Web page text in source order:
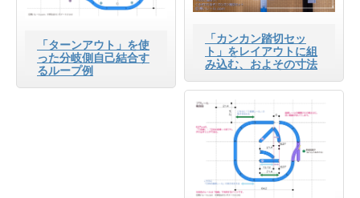
「ターンアウト」を使
った分岐側自己結合す
るループ例
「カンカン踏切セッ
ト」をレイアウトに組
み込む、およその寸法